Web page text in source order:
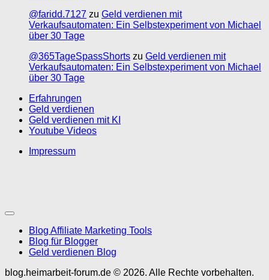
@faridd.7127 zu Geld verdienen mit
Verkaufsautomaten: Ein Selbstexperiment von Michael
über 30 Tage
@365TageSpassShorts zu Geld verdienen mit
Verkaufsautomaten: Ein Selbstexperiment von Michael
über 30 Tage
Erfahrungen
Geld verdienen
Geld verdienen mit KI
Youtube Videos
Impressum
Blog Affiliate Marketing Tools
Blog für Blogger
Geld verdienen Blog
blog.heimarbeit-forum.de © 2026. Alle Rechte vorbehalten.